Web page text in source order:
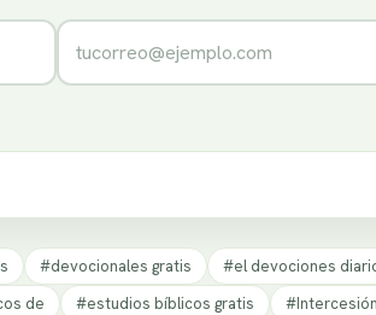
Correo electrónico
#devocionales gratis #el devociones
de #estudios bíblicos gratis #Intercesión